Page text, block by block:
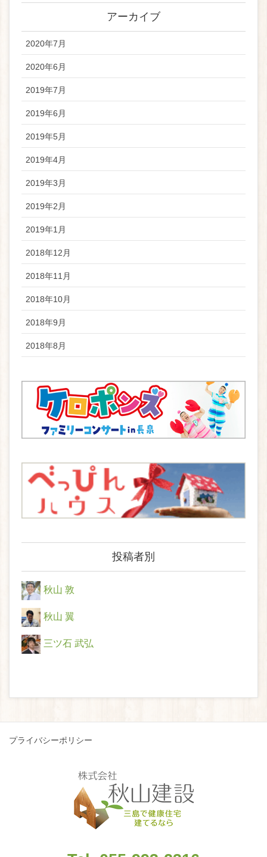
アーカイブ
2020年7月
2020年6月
2019年7月
2019年6月
2019年5月
2019年4月
2019年3月
2019年2月
2019年1月
2018年12月
2018年11月
2018年10月
2018年9月
2018年8月
投稿者別
秋山 敦
秋山 翼
三ツ石 武弘
プライバシーポリシー